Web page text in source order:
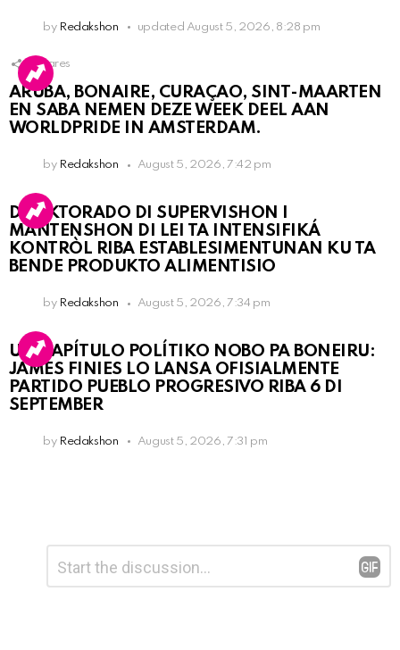
by Redakshon updated August 5, 2026, 8:28 pm
Shares
ARUBA, BONAIRE, CURAÇAO, SINT-MAARTEN
EN SABA NEMEN DEZE WEEK DEEL AAN
WORLDPRIDE IN AMSTERDAM.
by Redakshon August 5, 2026, 7:42 pm
DIREKTORADO DI SUPERVISHON I
MANTENSHON DI LEI TA INTENSIFIKÁ
KONTRÒL RIBA ESTABLESIMENTUNAN KU TA
BENDE PRODUKTO ALIMENTISIO
by Redakshon August 5, 2026, 7:34 pm
UN KAPÍTULO POLÍTIKO NOBO PA BONEIRU:
JAMES FINIES LO LANSA OFISIALMENTE
PARTIDO PUEBLO PROGRESIVO RIBA 6 DI
SEPTEMBER
by Redakshon August 5, 2026, 7:31 pm
Reply